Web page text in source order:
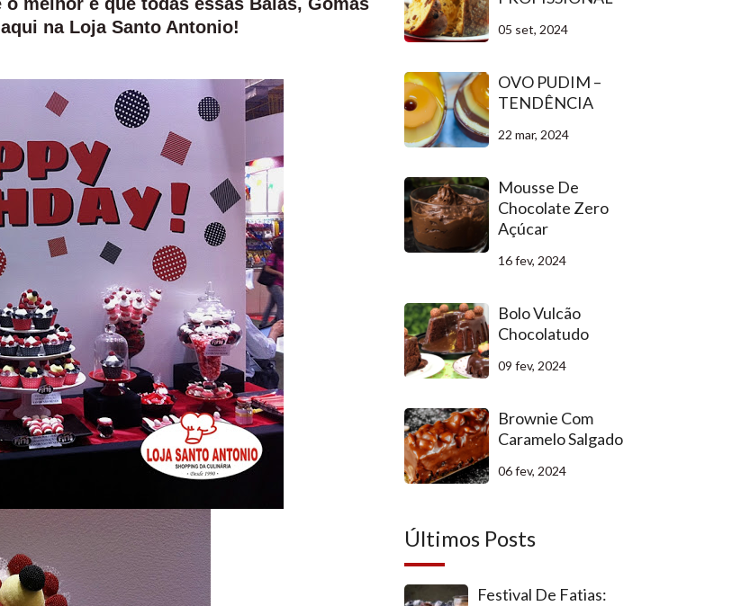
na Loja Santo Antonio!
05 set, 2024
OVO PUDIM –
TENDÊNCIA
22 mar, 2024
Mousse De
Chocolate Zero
Açúcar
16 fev, 2024
Bolo Vulcão
Chocolatudo
09 fev, 2024
Brownie Com
Caramelo Salgado
06 fev, 2024
Últimos Posts
Festival De Fatias: